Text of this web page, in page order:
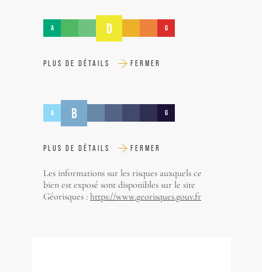
A D G
PLUS DE DÉTAILS FERMER
A B G
PLUS DE DÉTAILS FERMER
Les informations sur les risques auxquels ce
bien est exposé sont disponibles sur le site
Géorisques : https://www.georisques.gouv.fr